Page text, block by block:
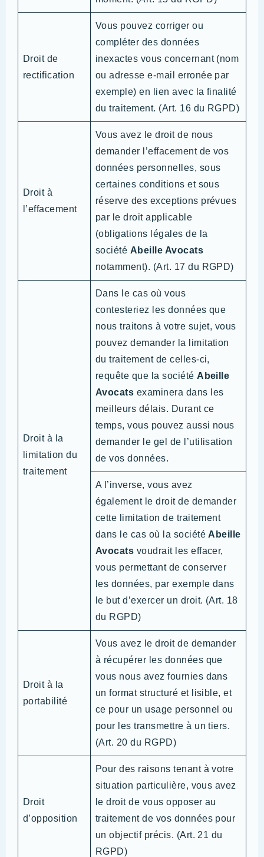
Droit de
rectification
Vous pouvez corriger ou
compléter des données
inexactes vous concernant (nom
ou adresse e-mail erronée par
exemple) en lien avec la finalité
du traitement. (Art. 16 du RGPD)
Droit à
l’effacement
Vous avez le droit de nous
demander l’effacement de vos
données personnelles, sous
certaines conditions et sous
réserve des exceptions prévues
par le droit applicable
(obligations légales de la
société Abeille Avocats
notamment). (Art. 17 du RGPD)
Droit à la
limitation du
traitement
Dans le cas où vous
contesteriez les données que
nous traitons à votre sujet, vous
pouvez demander la limitation
du traitement de celles-ci,
requête que la société Abeille
Avocats examinera dans les
meilleurs délais. Durant ce
temps, vous pouvez aussi nous
demander le gel de l’utilisation
de vos données.
A l’inverse, vous avez
également le droit de demander
cette limitation de traitement
dans le cas où la société Abeille
Avocats voudrait les effacer,
vous permettant de conserver
les données, par exemple dans
le but d’exercer un droit. (Art. 18
du RGPD)
Droit à la
portabilité
Vous avez le droit de demander
à récupérer les données que
vous nous avez fournies dans
un format structuré et lisible, et
ce pour un usage personnel ou
pour les transmettre à un tiers.
(Art. 20 du RGPD)
Droit
d’opposition
Pour des raisons tenant à votre
situation particulière, vous avez
le droit de vous opposer au
traitement de vos données pour
un objectif précis. (Art. 21 du
RGPD)